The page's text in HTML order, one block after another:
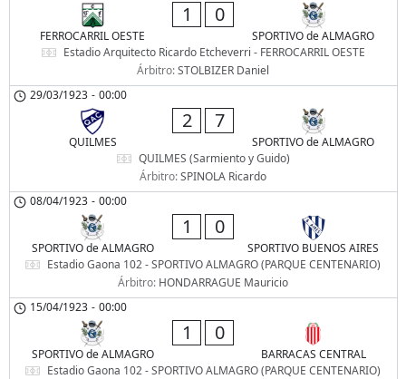
FERROCARRIL OESTE
1 0
SPORTIVO de ALMAGRO
Estadio Arquitecto Ricardo Etcheverri - FERROCARRIL OESTE
Árbitro:STOLBIZER Daniel
29/03/1923 - 00:00
QUILMES
2 7
SPORTIVO de ALMAGRO
QUILMES (Sarmiento y Guido)
Árbitro:SPINOLA Ricardo
08/04/1923 - 00:00
SPORTIVO de ALMAGRO
1 0
SPORTIVO BUENOS AIRES
Estadio Gaona 102 - SPORTIVO ALMAGRO (PARQUE CENTENARIO)
Árbitro: HONDARRAGUE Mauricio
15/04/1923 - 00:00
SPORTIVO de ALMAGRO
1 0
BARRACAS CENTRAL
Estadio Gaona 102 - SPORTIVO ALMAGRO (PARQUE CENTENARIO)